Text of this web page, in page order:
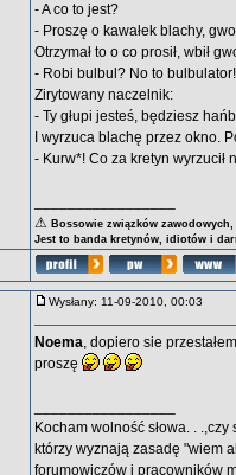
- A co to jest?
- Proszę o kawałek blachy,
Otrzymał to o co prosił, wbił
- Robi bulbul? No to bulbulator!
Zirytowany naczelnik:
- Ty głupi jesteś, będziesz
I wyrzuca blachę przez okno.
- Kurw*! Co za kretyn wyrzucił
⚠ Bossowie związków
Jest to banda kretynów, idiotów i
Wysłany: 11-09-2010, 00:03
Noema, dopiero sie
proszę
Kocham wolność słowa. .
którzy wyznają zasadę "wiem
forumowiczów i pracowników